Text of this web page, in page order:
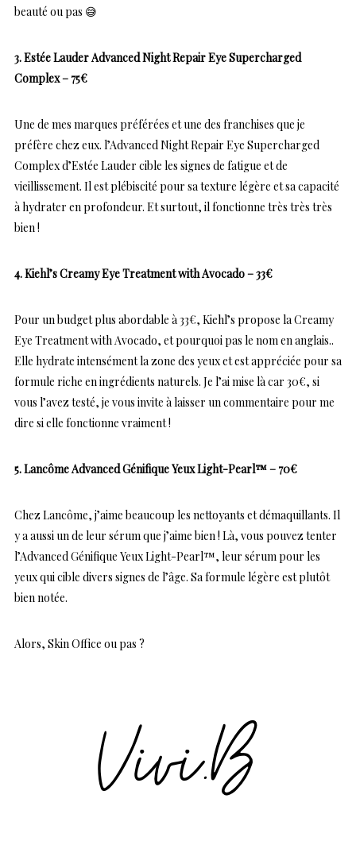
beauté ou pas 😅
3. Estée Lauder Advanced Night Repair Eye Supercharged
Complex – 75€
Une de mes marques préférées et une des franchises que je
préfère chez eux. l’Advanced Night Repair Eye Supercharged
Complex d’Estée Lauder cible les signes de fatigue et de
vieillissement. Il est plébiscité pour sa texture légère et sa capacité
à hydrater en profondeur. Et surtout, il fonctionne très très très
bien !
4. Kiehl’s Creamy Eye Treatment with Avocado – 33€
Pour un budget plus abordable à 33€, Kiehl’s propose la Creamy
Eye Treatment with Avocado, et pourquoi pas le nom en anglais..
Elle hydrate intensément la zone des yeux et est appréciée pour sa
formule riche en ingrédients naturels. Je l’ai mise là car 30€, si
vous l’avez testé, je vous invite à laisser un commentaire pour me
dire si elle fonctionne vraiment !
5. Lancôme Advanced Génifique Yeux Light-Pearl™ – 70€
Chez Lancôme, j’aime beaucoup les nettoyants et démaquillants. Il
y a aussi un de leur sérum que j’aime bien ! Là, vous pouvez tenter
l’Advanced Génifique Yeux Light-Pearl™, leur sérum pour les
yeux qui cible divers signes de l’âge. Sa formule légère est plutôt
bien notée.
Alors, Skin Office ou pas ?